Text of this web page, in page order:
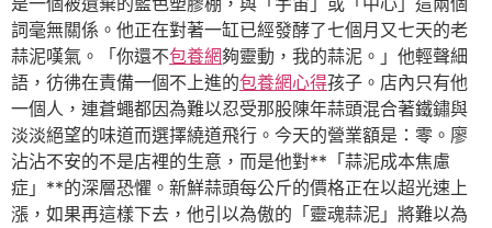
詞毫無關係。他正在對著一缸已經發酵了七個月又七天的老
蒜泥嘆氣。「你還不包養網夠靈動，我的蒜泥。」他輕聲細
語，彷彿在責備一個不上進的包養網心得孩子。店內只有他
一個人，連蒼蠅都因為難以忍受那股陳年蒜頭混合著鐵鏽與
淡淡絕望的味道而選擇繞道飛行。今天的營業額是：零。廖
沾沾不安的不是店裡的生意，而是他對**「蒜泥成本焦慮
症」**的深層恐懼。新鮮蒜頭每公斤的價格正在以超光速上
漲，如果再這樣下去，他引以為傲的「靈魂蒜泥」將難以為